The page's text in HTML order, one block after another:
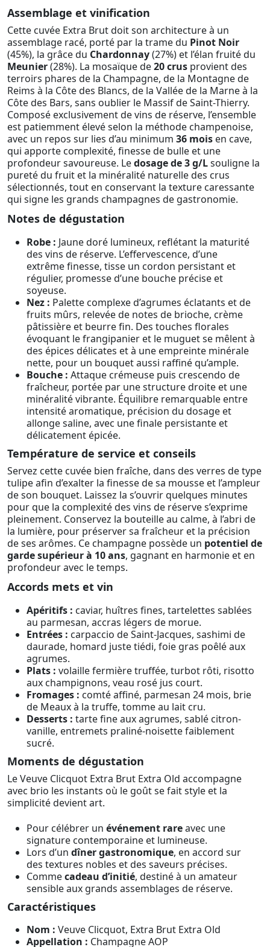
Assemblage et vinification
Cette cuvée Extra Brut doit son architecture à un
assemblage racé, porté par la trame du Pinot Noir
(45%), la grâce du Chardonnay(27%) et l’élan fruité du
Meunier(28%). La mosaïque de20 crus provient des
terroirs phares de la Champagne, de la Montagne de
Reims à la Côte des Blancs, de la Vallée de la Marne à la
Côte des Bars, sans oublier le Massif de Saint-Thierry.
Composé exclusivement de vins de réserve, l’ensemble
est patiemment élevé selon la méthode champenoise,
avec un repos sur lies d’au minimum 36 mois en cave,
qui apporte complexité, finesse de bulle et une
profondeur savoureuse. Ledosage de 3 g/Lsouligne la
pureté du fruit et la minéralité naturelle des crus
sélectionnés, tout en conservant la texture caressante
qui signe les grands champagnes de gastronomie.
Notes de dégustation
Robe : Jaune doré lumineux, reflétant la maturité
des vins de réserve. L’effervescence, d’une
extrême finesse, tisse un cordon persistant et
régulier, promesse d’une bouche précise et
soyeuse.
Nez : Palette complexe d’agrumes éclatants et de
fruits mûrs, relevée de notes de brioche, crème
pâtissière et beurre fin. Des touches florales
évoquant le frangipanier et le muguet se mêlent à
des épices délicates et à une empreinte minérale
nette, pour un bouquet aussi raffiné qu’ample.
Bouche : Attaque crémeuse puis crescendo de
fraîcheur, portée par une structure droite et une
minéralité vibrante. Équilibre remarquable entre
intensité aromatique, précision du dosage et
allonge saline, avec une finale persistante et
délicatement épicée.
Température de service et conseils
Servez cette cuvée bien fraîche, dans des verres de type
tulipe afin d’exalter la finesse de sa mousse et l’ampleur
de son bouquet. Laissez la s’ouvrir quelques minutes
pour que la complexité des vins de réserve s’exprime
pleinement. Conservez la bouteille au calme, à l’abri de
la lumière, pour préserver sa fraîcheur et la précision
de ses arômes. Ce champagne possède un potentiel de
garde supérieur à 10 ans, gagnant en harmonie et en
profondeur avec le temps.
Accords mets et vin
Apéritifs : caviar, huîtres fines, tartelettes sablées
au parmesan, accras légers de morue.
Entrées : carpaccio de Saint-Jacques, sashimi de
daurade, homard juste tiédi, foie gras poêlé aux
agrumes.
Plats : volaille fermière truffée, turbot rôti, risotto
aux champignons, veau rosé jus court.
Fromages : comté affiné, parmesan 24 mois, brie
de Meaux à la truffe, tomme au lait cru.
Desserts : tarte fine aux agrumes, sablé citron-
vanille, entremets praliné-noisette faiblement
sucré.
Moments de dégustation
Le Veuve Clicquot Extra Brut Extra Old accompagne
avec brio les instants où le goût se fait style et la
simplicité devient art.
Pour célébrer un événement rareavec une
signature contemporaine et lumineuse.
Lors d’un dîner gastronomique, en accord sur
des textures nobles et des saveurs précises.
Commecadeau d’initié, destiné à un amateur
sensible aux grands assemblages de réserve.
Caractéristiques
Nom : Veuve Clicquot, Extra Brut Extra Old
Appellation : Champagne AOP